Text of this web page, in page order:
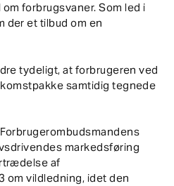
forbrugsvaner. Som led i
der et tilbud om en
tydeligt, at forbrugeren ved
samtidig tegnede
markedsføring
af
om vildledning, idet den